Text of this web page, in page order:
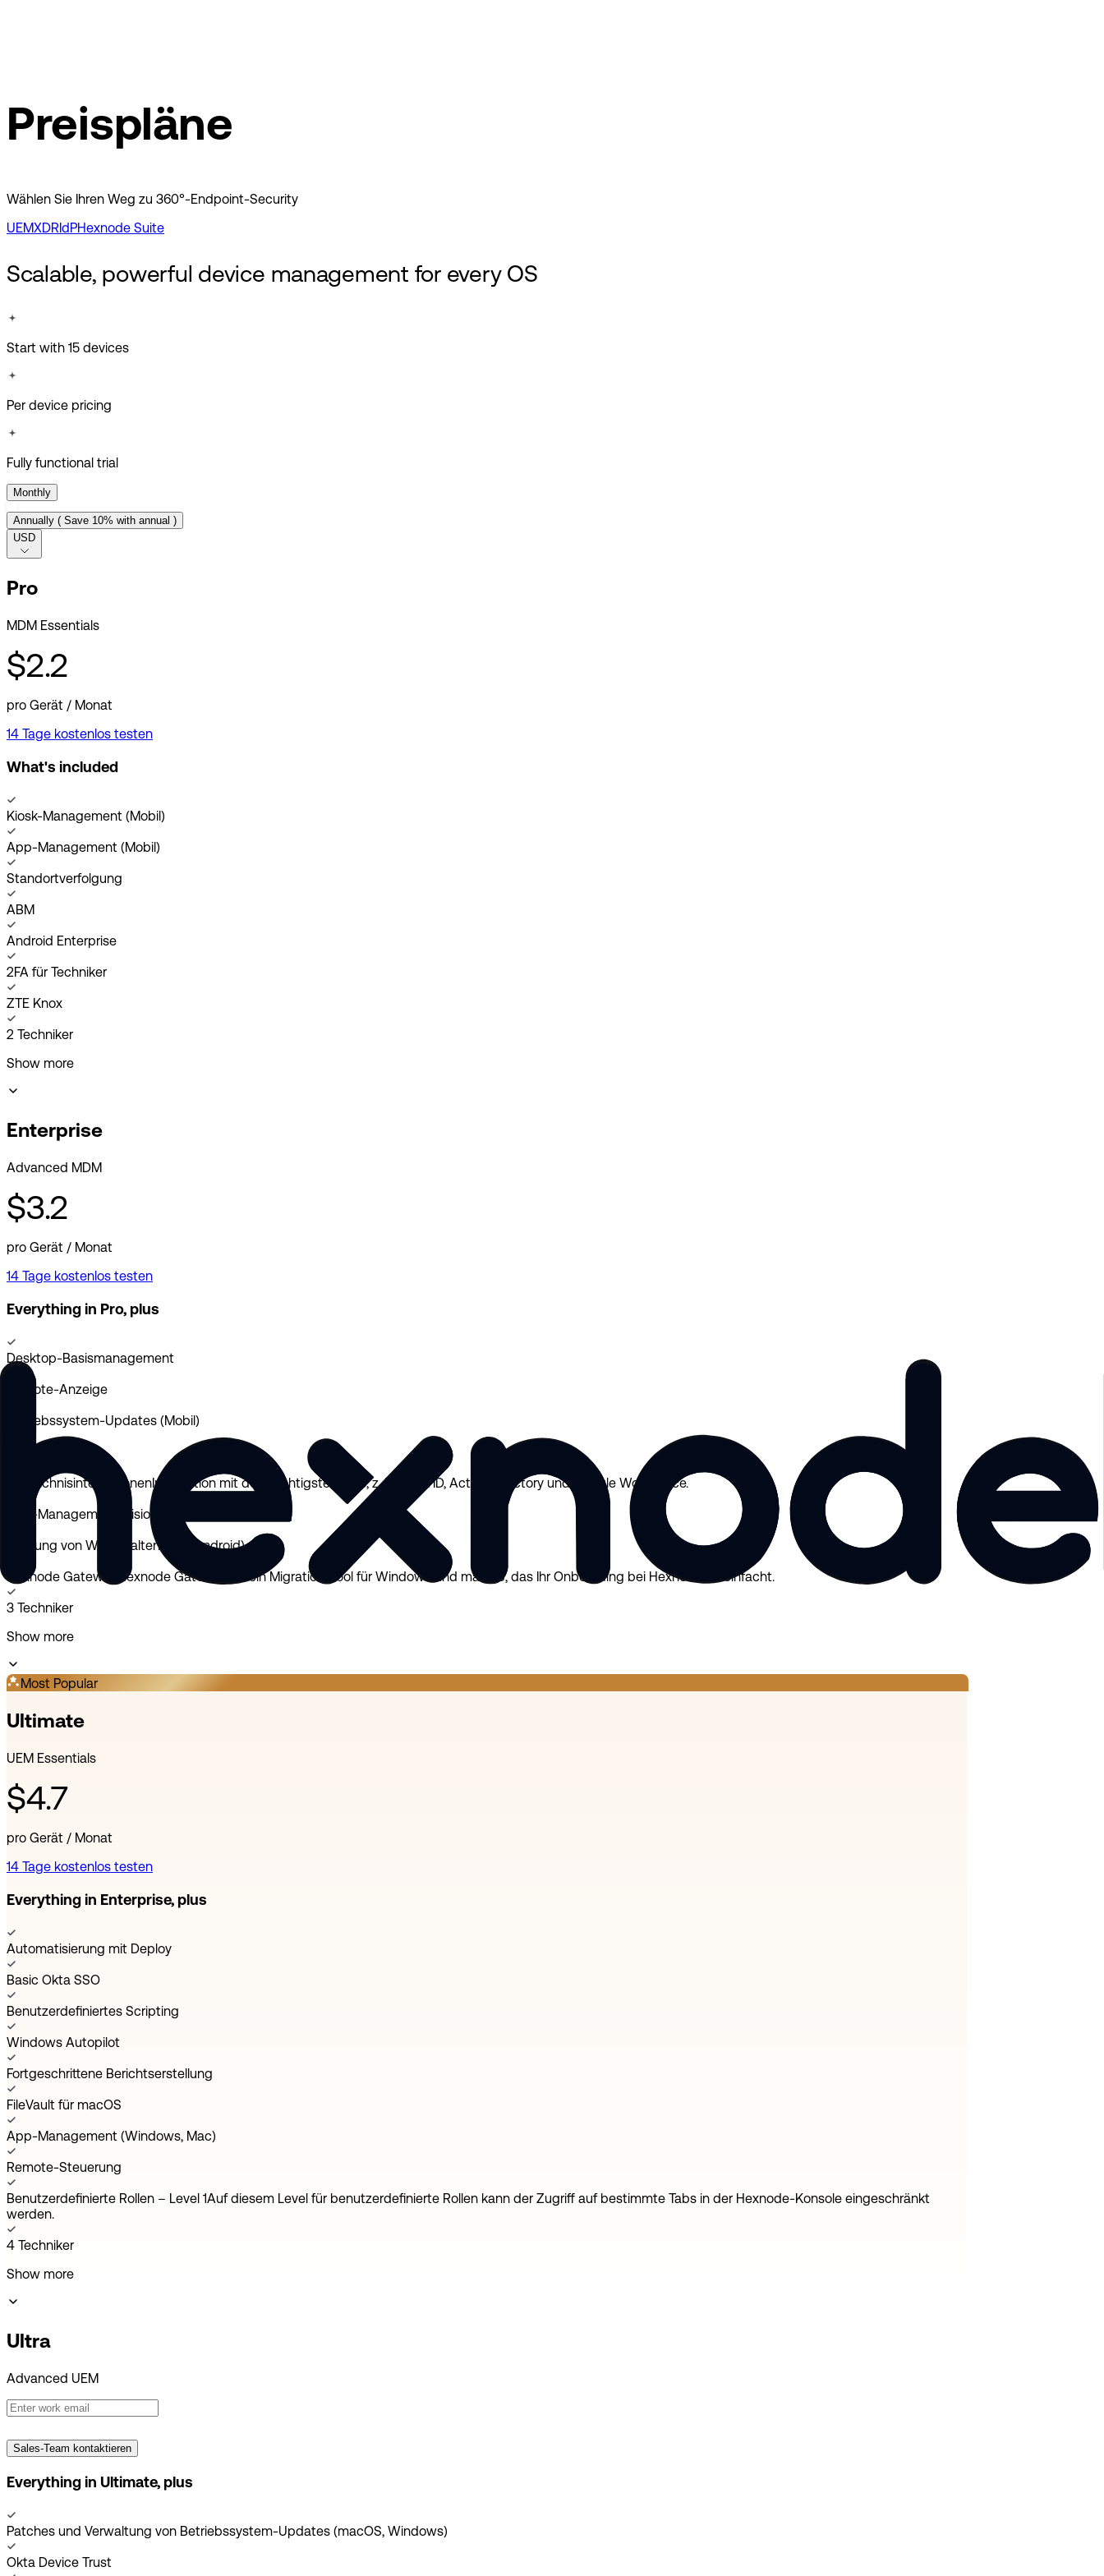
Português (Brasil)
Asia Pacific
中国人
Preispläne
Wählen Sie Ihren Weg zu 360°-Endpoint-Security
UEMXDRIdPHexnode Suite
Scalable, powerful device management for every OS
Start with 15 devices
Per device pricing
Fully functional trial
Monthly
Annually ( Save 10% with annual )
USD
Pro
MDM Essentials
$2.2
pro Gerät / Monat
14 Tage kostenlos testen
What's included
Kiosk-Management (Mobil)
App-Management (Mobil)
Standortverfolgung
ABM
Android Enterprise
2FA für Techniker
ZTE Knox
2 Techniker
Show more
Enterprise
Advanced MDM
$3.2
pro Gerät / Monat
14 Tage kostenlos testen
Everything in Pro, plus
Desktop-Basismanagement
Remote-Anzeige
Betriebssystem-Updates (Mobil)
VerzeichnisintegrationenIntegration mit den wichtigsten IDPs, z. B. Entra ID, Active Directory und Google Workspace.
App-Management (visionOS, tvOS)
Filterung von Webinhalten (iOS, Android)
Hexnode Gateway
Hexnode Gateway ist ein Migrationstool für Windows und macOS, das Ihr Onboarding bei Hexnode vereinfacht.
3 Techniker
Show more
Most Popular
Ultimate
UEM Essentials
$4.7
pro Gerät / Monat
14 Tage kostenlos testen
Everything in Enterprise, plus
Automatisierung mit Deploy
Basic Okta SSO
Benutzerdefiniertes Scripting
Windows Autopilot
Fortgeschrittene Berichtserstellung
FileVault für macOS
App-Management (Windows, Mac)
Remote-Steuerung
Benutzerdefinierte Rollen – Level 1Auf diesem Level für benutzerdefinierte Rollen kann der Zugriff auf bestimmte Tabs in der Hexnode-Konsole eingeschränkt
werden.
4 Techniker
Show more
Ultra
Advanced UEM
Sales-Team kontaktieren
Everything in Ultimate, plus
Patches und Verwaltung von Betriebssystem-Updates (macOS, Windows)
Okta Device Trust